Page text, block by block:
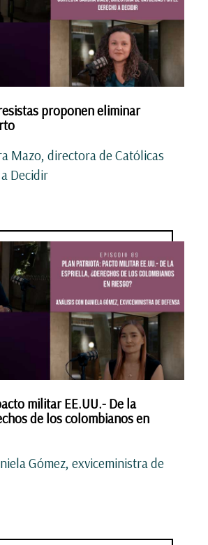
proponen eliminar
Mazo, directora de Católicas
Decidir
militar EE.UU.- De la
de los colombianos en
Gómez, exviceministra de